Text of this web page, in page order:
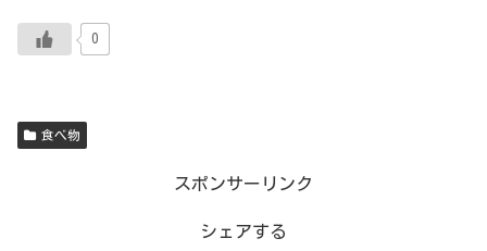
0
食べ物
スポンサーリンク
シェアする